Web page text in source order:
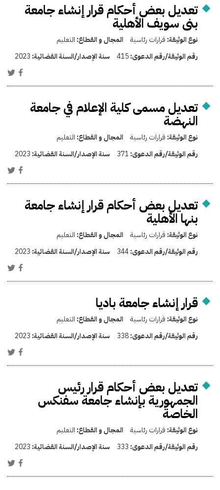
تعديل بعض أحكام قرار إنشاء جامعة
بنى سويف الأهلية
نوع الوثيقة: قرارات رئاسية المجال و القطاع: التعليم
رقم الوثيقة/رقم الدعوى:415 سنة الإصدار/السنة القضائية: 2023
تعديل مسمى كلية الإعلام في جامعة
النهضة
نوع الوثيقة: قرارات رئاسية المجال و القطاع: التعليم
رقم الوثيقة/رقم الدعوى: 371 سنة الإصدار/السنة القضائية: 2023
تعديل بعض أحكام قرار إنشاء جامعة
بنها الأهلية
نوع الوثيقة: قرارات رئاسية المجال و القطاع: التعليم
رقم الوثيقة/رقم الدعوى:344 سنة الإصدار/السنة القضائية: 2023
قرار إنشاء جامعة باديا
نوع الوثيقة: قرارات رئاسية المجال و القطاع: التعليم
رقم الوثيقة/رقم الدعوى:338 سنة الإصدار/السنة القضائية: 2023
تعديل بعض أحكام قرار رئيس
الجمهورية بإنشاء جامعة سفنكس
الخاصة
نوع الوثيقة: قرارات رئاسية المجال و القطاع: التعليم
رقم الوثيقة/رقم الدعوى: 333 سنة الإصدار/السنة القضائية: 2023